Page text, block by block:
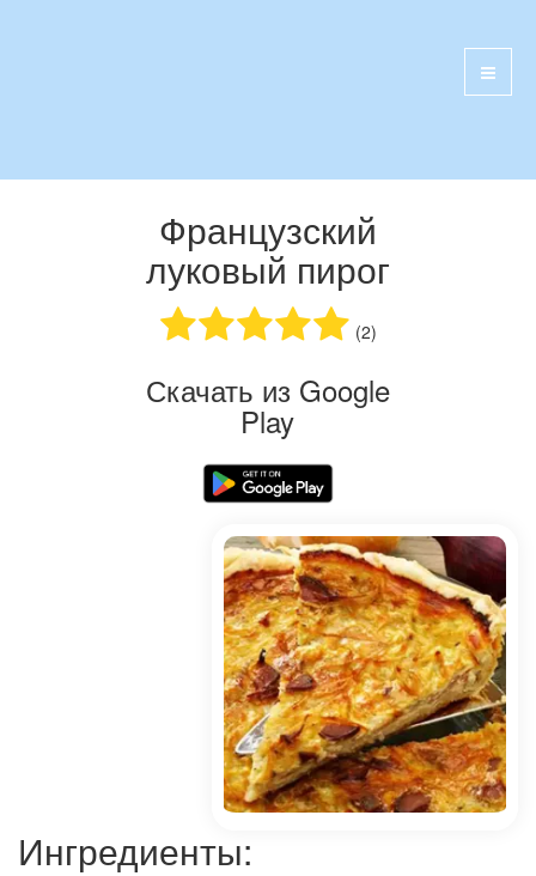
Французский
луковый пирог
(2)
Скачать из Google
Play
Ингредиенты: